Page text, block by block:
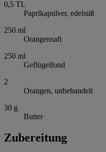
0,5 TL
Paprikapulver, edelsüß
250 ml
Orangensaft
250 ml
Geflügelfond
2
Orangen, unbehandelt
30 g
Butter
Zubereitung